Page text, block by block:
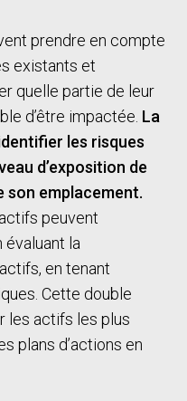
prendre en compte
existants et
quelle partie de leur
d’être impactée. La
les risques
d’exposition de
emplacement.
peuvent
la
en tenant
Cette double
les actifs les plus
plans d’actions en